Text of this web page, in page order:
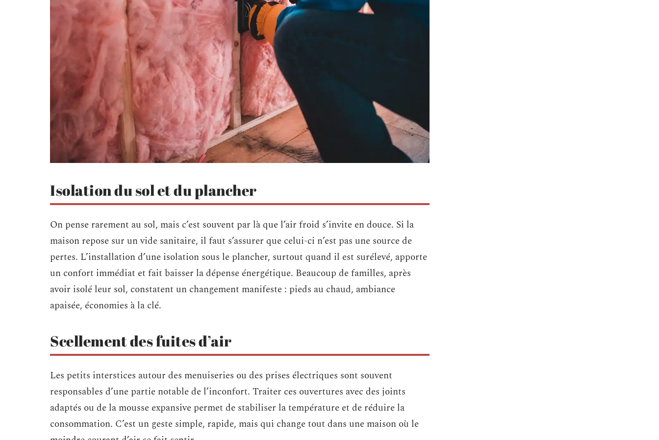
Isolation du sol et du plancher
On pense rarement au sol, mais c’est souvent par là que l’air froid s’invite en douce. Si la
maison repose sur un vide sanitaire, il faut s’assurer que celui-ci n’est pas une source de
pertes. L’installation d’une isolation sous le plancher, surtout quand il est surélevé, apporte
un confort immédiat et fait baisser la dépense énergétique. Beaucoup de familles, après
avoir isolé leur sol, constatent un changement manifeste : pieds au chaud, ambiance
apaisée, économies à la clé.
Scellement des fuites d’air
Les petits interstices autour des menuiseries ou des prises électriques sont souvent
responsables d’une partie notable de l’inconfort. Traiter ces ouvertures avec des joints
adaptés ou de la mousse expansive permet de stabiliser la température et de réduire la
consommation. C’est un geste simple, rapide, mais qui change tout dans une maison où le